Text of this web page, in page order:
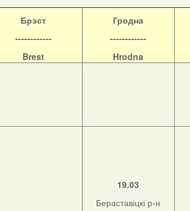
Брэст
------------
Brest
Гродна
------------
Hrodna
19.03
Бераставіцкі р-н